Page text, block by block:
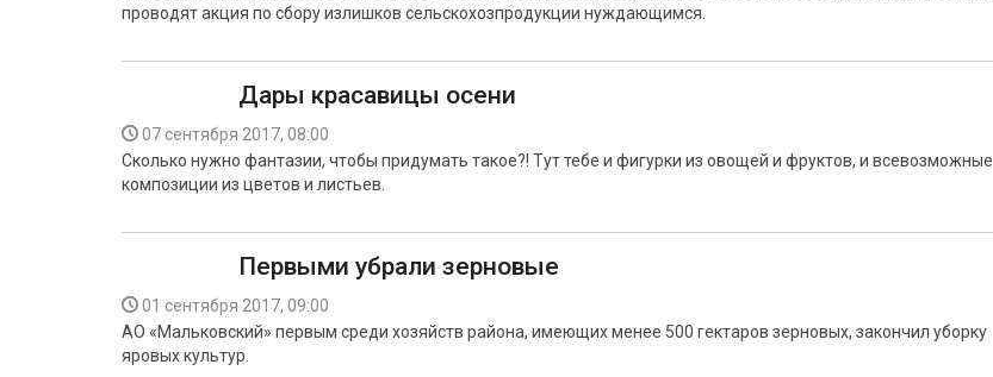
проводят акция по сбору излишков сельскохозпродукции нуждающимся.
Дары красавицы осени
07 сентября 2017, 08:00
Сколько нужно фантазии, чтобы придумать такое?! Тут тебе и фигурки из овощей и фруктов, и всевозможные
композиции из цветов и листьев.
Первыми убрали зерновые
01 сентября 2017, 09:00
АО «Мальковский» первым среди хозяйств района, имеющих менее 500 гектаров зерновых, закончил уборку
яровых культур.